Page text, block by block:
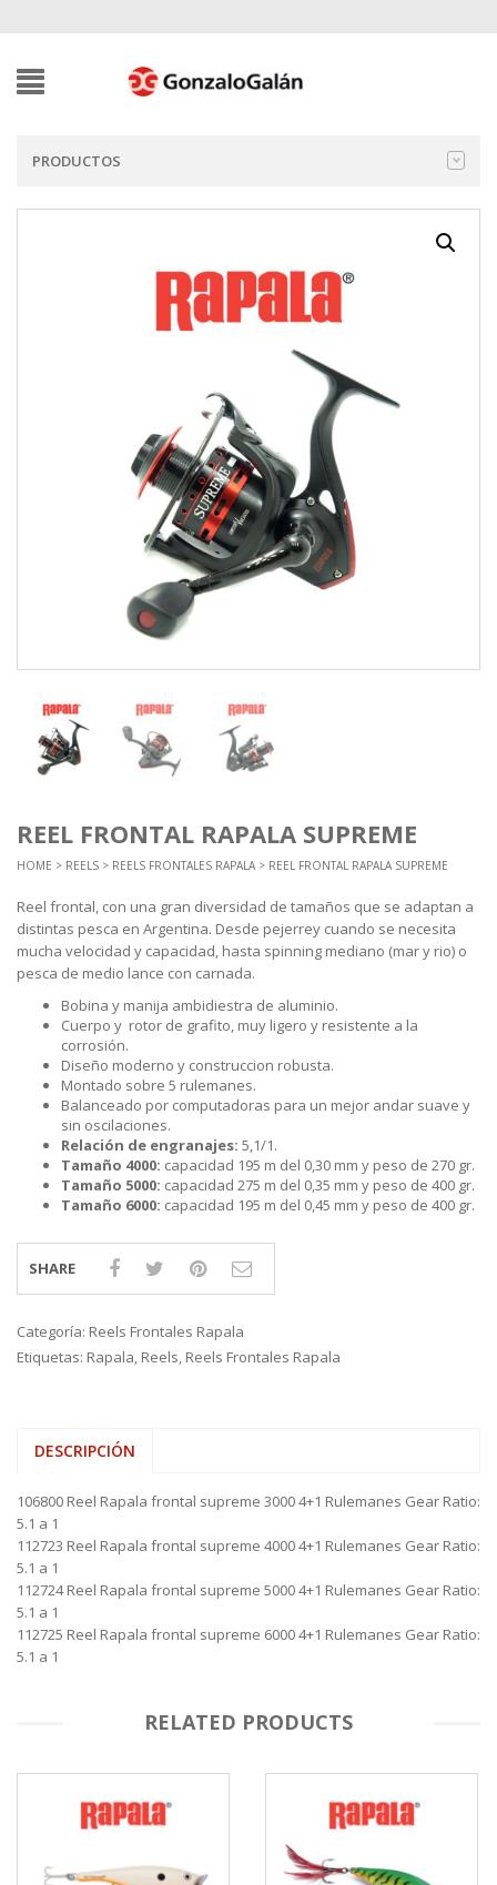
PRODUCTOS
REEL FRONTAL RAPALA SUPREME
HOME > REELS > REELS FRONTALES RAPALA > REEL FRONTAL RAPALA SUPREME
Reel frontal, con una gran diversidad de tamaños que se adaptan a
distintas pesca en Argentina. Desde pejerrey cuando se necesita
mucha velocidad y capacidad, hasta spinning mediano (mar y rio) o
pesca de medio lance con carnada.
Bobina y manija ambidiestra de aluminio.
Cuerpo y rotor de grafito, muy ligero y resistente a la
corrosión.
Diseño moderno y construccion robusta.
Montado sobre 5 rulemanes.
Balanceado por computadoras para un mejor andar suave y
sin oscilaciones.
Relación de engranajes: 5,1/1.
Tamaño 4000: capacidad 195 m del 0,30 mm y peso de 270 gr.
Tamaño 5000: capacidad 275 m del 0,35 mm y peso de 400 gr.
Tamaño 6000: capacidad 195 m del 0,45 mm y peso de 400 gr.
SHARE
Categoría: Reels Frontales Rapala
Etiquetas: Rapala, Reels, Reels Frontales Rapala
DESCRIPCIÓN
106800 Reel Rapala frontal supreme 3000 4+1 Rulemanes Gear Ratio:
5.1 a 1
112723 Reel Rapala frontal supreme 4000 4+1 Rulemanes Gear Ratio:
5.1 a 1
112724 Reel Rapala frontal supreme 5000 4+1 Rulemanes Gear Ratio:
5.1 a 1
112725 Reel Rapala frontal supreme 6000 4+1 Rulemanes Gear Ratio:
5.1 a 1
RELATED PRODUCTS